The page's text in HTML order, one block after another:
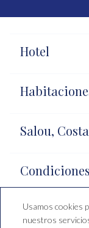
Hotel
Salou,
Usamos cookies
nuestros